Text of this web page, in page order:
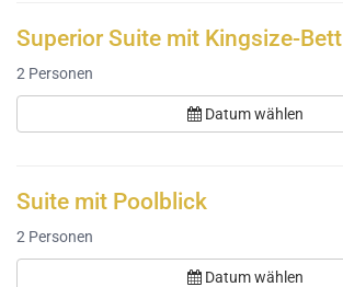
Superior Suite mit Kingsize-Bett
2 Personen
Datum wählen
Suite mit Poolblick
2 Personen
Datum wählen